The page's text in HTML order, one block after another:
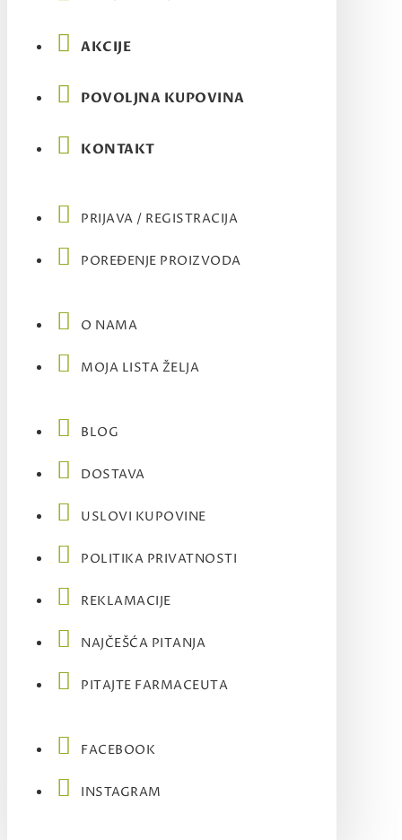
AKCIJE
POVOLJNA KUPOVINA
KONTAKT
PRIJAVA / REGISTRACIJA
POREĐENJE PROIZVODA
O NAMA
MOJA LISTA ŽELJA
BLOG
DOSTAVA
USLOVI KUPOVINE
POLITIKA PRIVATNOSTI
REKLAMACIJE
NAJČEŠĆA PITANJA
PITAJTE FARMACEUTA
FACEBOOK
INSTAGRAM